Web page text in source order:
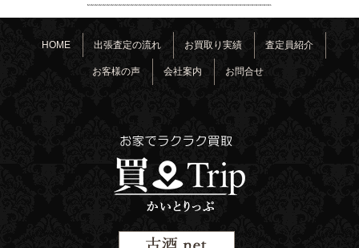
HOME 出張査定の流れ お買取り実績 査定員紹介
お客様の声 会社案内 お問合せ